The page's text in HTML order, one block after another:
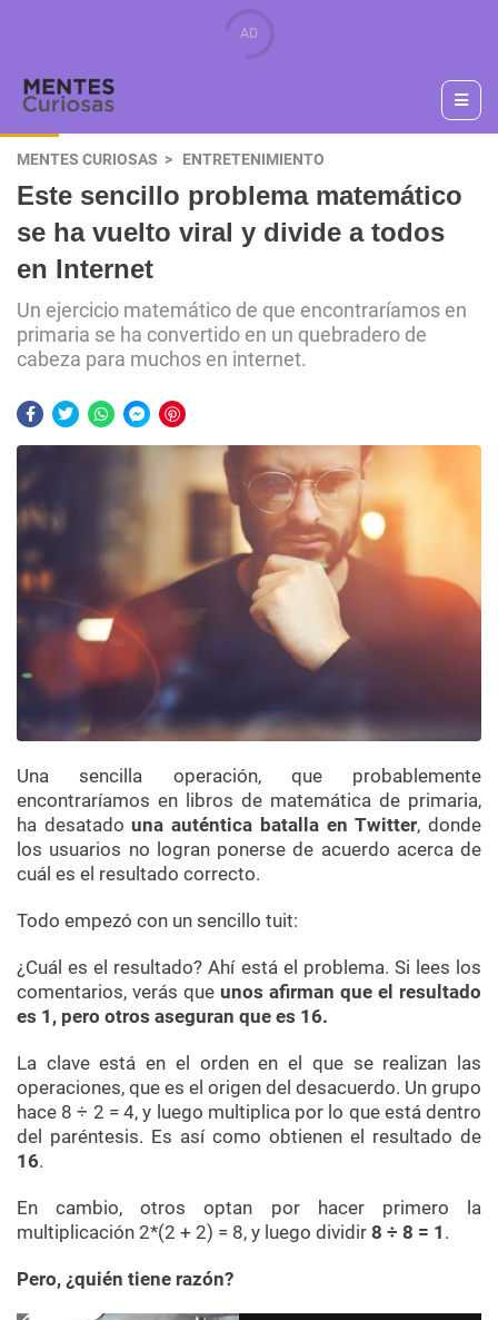
MENTES CURIOSAS ENTRETENIMIENTO
Este sencillo problema matemático
se ha vuelto viral y divide a todos
en Internet
Un ejercicio matemático de que encontraríamos en
primaria se ha convertido en un quebradero de
cabeza para muchos en internet.
Una sencilla operación, que probablemente
encontraríamos en libros de matemática de primaria,
ha desatadouna auténtica batalla en Twitter, donde
los usuarios no logran ponerse de acuerdo acerca de
cuál es el resultado correcto.
Todo empezó con un sencillo tuit:
¿Cuál es el resultado? Ahí está el problema. Si lees los
comentarios, verás que unos afirman que el resultado
es 1, pero otros aseguran que es 16.
La clave está en el orden en el que se realizan las
operaciones, que es el origen del desacuerdo. Un grupo
hace 8 ÷ 2 = 4, y luego multiplica por lo que está dentro
del paréntesis. Es así como obtienen el resultado de
16.
En cambio, otros optan por hacer primero la
multiplicación 2*(2 + 2) = 8, y luego dividir 8 ÷ 8 = 1 .
Pero, ¿quién tiene razón?